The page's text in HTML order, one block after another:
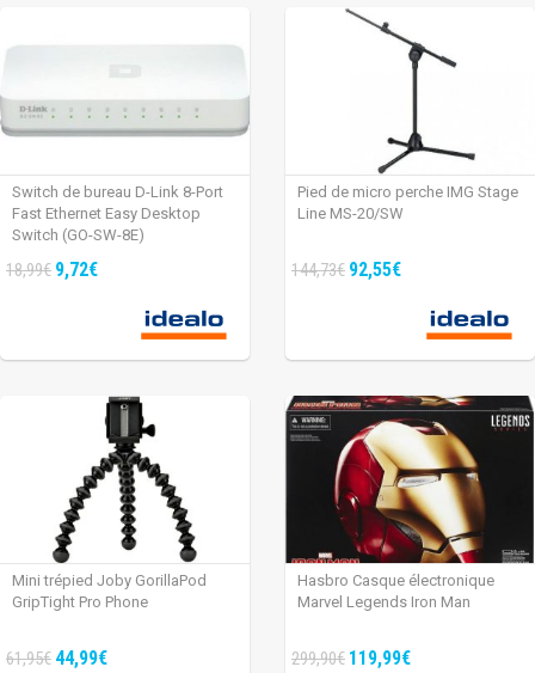
Switch de bureau D-Link 8-Port
Fast Ethernet Easy Desktop
Switch (GO-SW-8E)
18,99€ 9,72€
Pied de micro perche IMG Stage
Line MS-20/SW
144,73€ 92,55€
Mini trépied Joby GorillaPod
GripTight Pro Phone
61,95€ 44,99€
Hasbro Casque électronique
Marvel Legends Iron Man
299,90€ 119,99€